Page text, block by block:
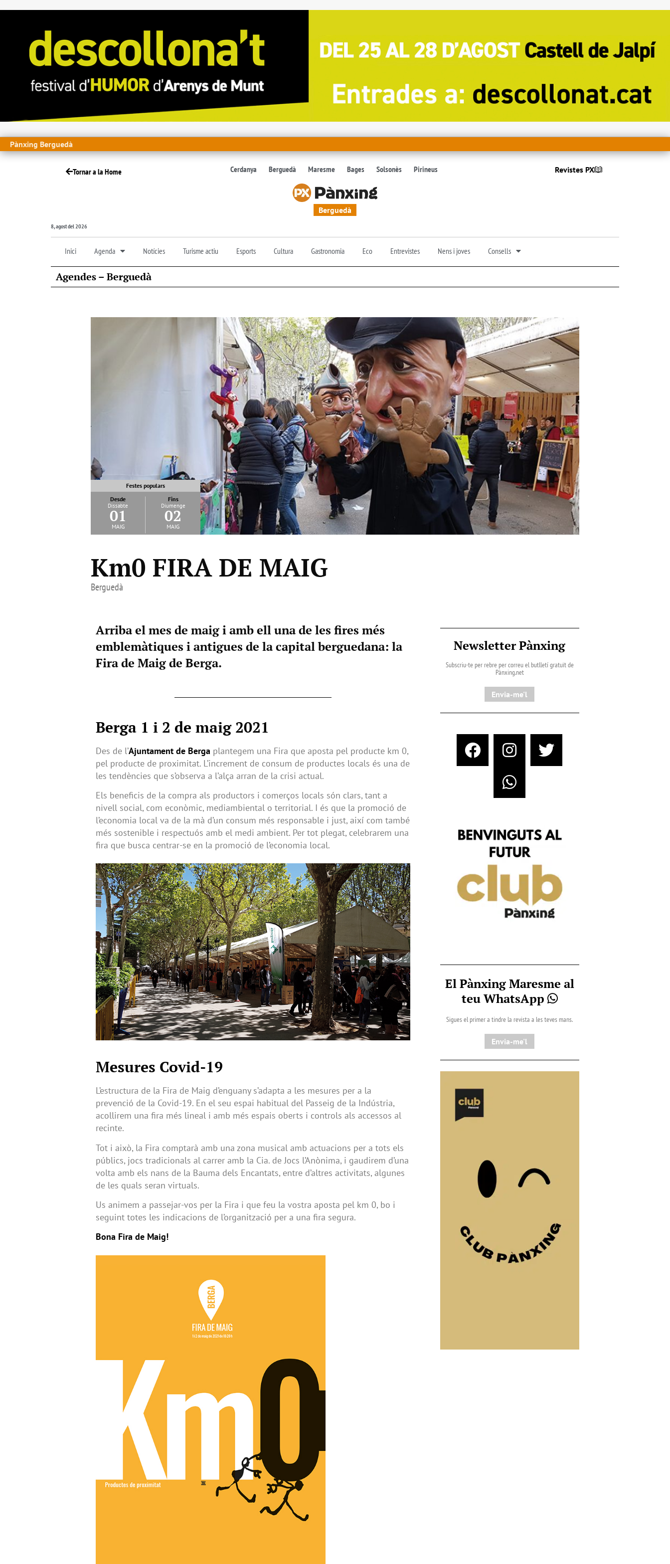
Pànxing Berguedà
Tornar a la Home Cerdanya Berguedà Maresme Bages Solsonès Pirineus Revistes PX
Berguedà
8, agost del 2026
Inici Agenda Notícies Turisme actiu Esports Cultura Gastronomia Eco Entrevistes Nens i joves Consells
Agendes – Berguedà
Festes populars
Desde
Dissabte
01
maig
Fins
Diumenge
02
maig
Km0 FIRA DE MAIG
Berguedà
Arriba el mes de maig i amb ell una de les fires més
emblemàtiques i antigues de la capital berguedana: la
Fira de Maig de Berga.
Berga 1 i 2 de maig 2021
Des de l’Ajuntament de Berga plantegem una Fira que aposta pel producte km 0,
pel producte de proximitat. L’increment de consum de productes locals és una de
les tendències que s’observa a l’alça arran de la crisi actual.
Els beneficis de la compra als productors i comerços locals són clars, tant a
nivell social, com econòmic, mediambiental o territorial. I és que la promoció de
l’economia local va de la mà d’un consum més responsable i just, així com també
més sostenible i respectuós amb el medi ambient. Per tot plegat, celebrarem una
fira que busca centrar-se en la promoció de l’economia local.
Mesures Covid-19
L’estructura de la Fira de Maig d’enguany s’adapta a les mesures per a la
prevenció de la Covid-19. En el seu espai habitual del Passeig de la Indústria,
acollirem una fira més lineal i amb més espais oberts i controls als accessos al
recinte.
Tot i això, la Fira comptarà amb una zona musical amb actuacions per a tots els
públics, jocs tradicionals al carrer amb la Cia. de Jocs l’Anònima, i gaudirem d’una
volta amb els nans de la Bauma dels Encantats, entre d’altres activitats, algunes
de les quals seran virtuals.
Us animem a passejar-vos per la Fira i que feu la vostra aposta pel km 0, bo i
seguint totes les indicacions de l’organització per a una fira segura.
Bona Fira de Maig!
Newsletter Pànxing
Subscriu-te per rebre per correu el butlletí gratuït de
Pànxing.net​
Envia-me'l
El Pànxing Maresme al
teu WhatsApp
Sigues el primer a tindre la revista a les teves mans.
Envia-me'l